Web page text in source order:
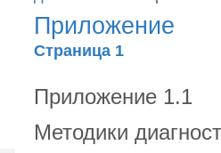
Приложение
Страница 1
Приложение 1.1
Методики